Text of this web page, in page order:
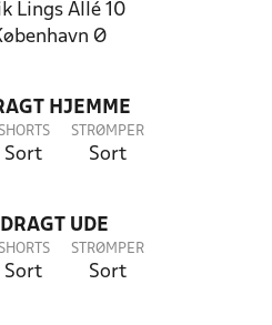
Lings Allé 10
Ø
HJEMME
Sort
STRØMPER
Sort
UDE
Sort
STRØMPER
Sort